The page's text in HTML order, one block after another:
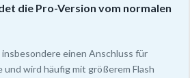
die Pro-Version vom normalen
einen Anschluss für
wird häufig mit größerem Flash